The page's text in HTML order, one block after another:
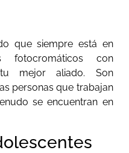
que siempre está en
fotocromáticos con
mejor aliado. Son
personas que trabajan
se encuentran en